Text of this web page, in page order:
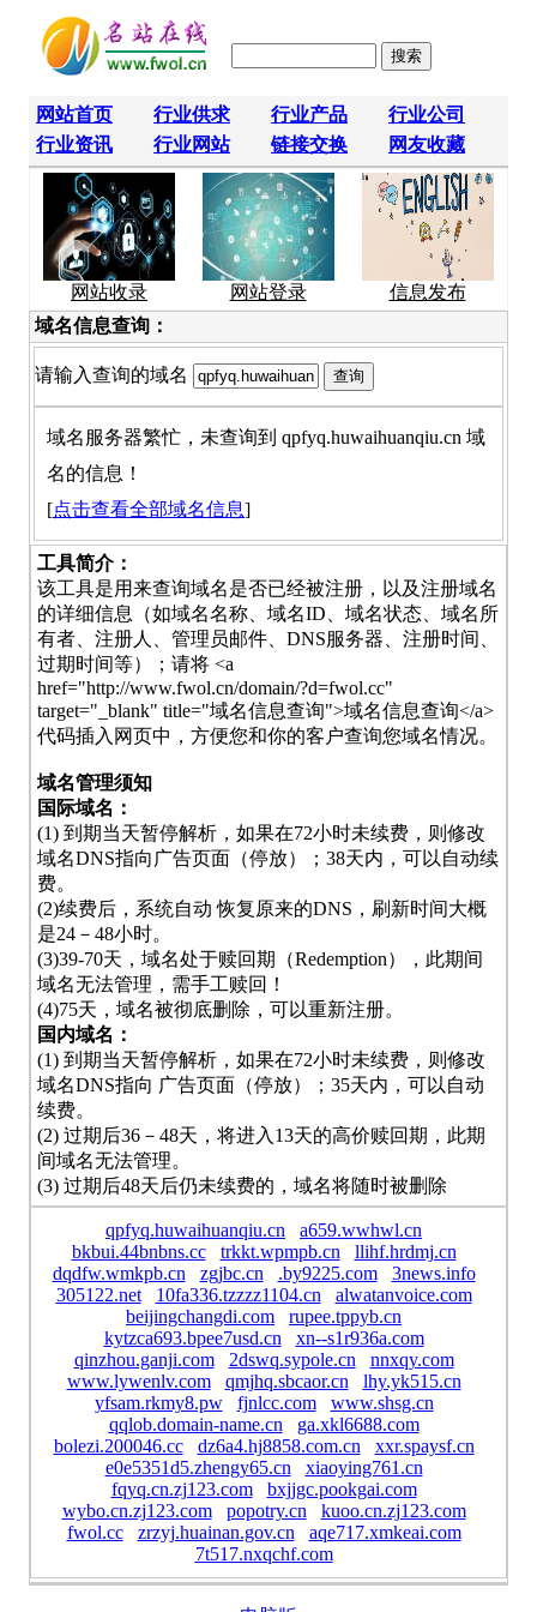
网站首页 行业供求 行业产品
行业公司
行业资讯
行业网站 链接交换 网友收藏
网站收录 网站登录
信息发布
域名信息查询：
请输入查询的域名
域名服务器繁忙，未查询到 qpfyq.huwaihuanqiu.cn 域
名的信息！
[点击查看全部域名信息]
工具简介：
该工具是用来查询域名是否已经被注册，以及注册域名
的详细信息（如域名名称、域名ID、域名状态、域名所
有者、注册人、管理员邮件、DNS服务器、注册时间、
过期时间等）；请将 <a
href="http://www.fwol.cn/domain/?d=fwol.cc"
target="_blank" title="域名信息查询">域名信息查询</a>
代码插入网页中，方便您和你的客户查询您域名情况。
域名管理须知
国际域名：
(1) 到期当天暂停解析，如果在72小时未续费，则修改
域名DNS指向广告页面（停放）；38天内，可以自动续
费。
(2)续费后，系统自动 恢复原来的DNS，刷新时间大概
是24－48小时。
(3)39-70天，域名处于赎回期（Redemption），此期间
域名无法管理，需手工赎回！
(4)75天，域名被彻底删除，可以重新注册。
国内域名：
(1) 到期当天暂停解析，如果在72小时未续费，则修改
域名DNS指向 广告页面（停放）；35天内，可以自动
续费。
(2) 过期后36－48天，将进入13天的高价赎回期，此期
间域名无法管理。
(3) 过期后48天后仍未续费的，域名将随时被删除
qpfyq.huwaihuanqiu.cn
a659.wwhwl.cn
bkbui.44bnbns.cc
trkkt.wpmpb.cn
llihf.hrdmj.cn
dqdfw.wmkpb.cn
zgjbc.cn .by9225.com
3news.info
305122.net
10fa336.tzzzz1104.cn
alwatanvoice.com
beijingchangdi.com
rupee.tppyb.cn
kytzca693.bpee7usd.cn
xn--s1r936a.com
qinzhou.ganji.com
2dswq.sypole.cn
nnxqy.com
www.lywenlv.com
qmjhq.sbcaor.cn
lhy.yk515.cn
yfsam.rkmy8.pw
fjnlcc.com
www.shsg.cn
qqlob.domain-name.cn
ga.xkl6688.com
bolezi.200046.cc
dz6a4.hj8858.com.cn
xxr.spaysf.cn
e0e5351d5.zhengy65.cn
xiaoying761.cn
fqyq.cn.zj123.com
bxjjgc.pookgai.com
wybo.cn.zj123.com
popotry.cn
kuoo.cn.zj123.com
fwol.cc
zrzyj.huainan.gov.cn
aqe717.xmkeai.com
7t517.nxqchf.com